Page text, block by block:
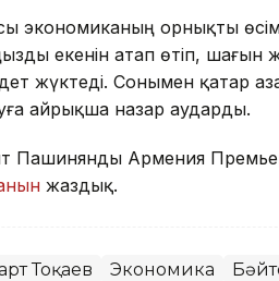
экономиканың орнықты
екенін атап өтіп, шағын
жүктеді. Сонымен қатар
айрықша назар аударды.
Пашинянды Армения
жаздық.
Тоқаев Экономика